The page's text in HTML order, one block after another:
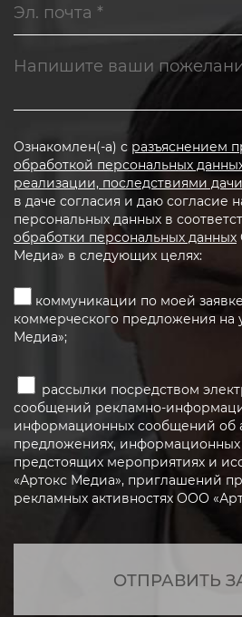
Ознакомлен(-а) с разъяснением
обработкой персональных
реализации, последствиями
в даче согласия и даю согласие
персональных данных в
обработки персональных данных
Медиа» в следующих целях:
коммуникации по моей
коммерческого предложения на
Медиа»;
рассылки посредством
сообщений рекламно-
информационных сообщений об
предложениях,
предстоящих мероприятиях и
«Артокс Медиа», приглашений
рекламных активностях ООО
ОТПРАВИТЬ